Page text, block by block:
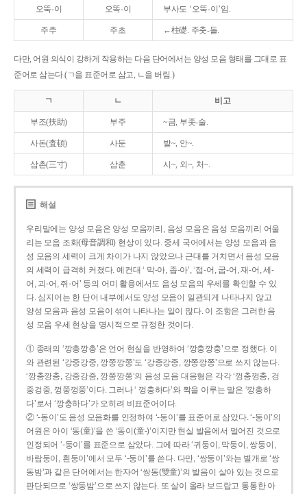
오뚝-이 오똑-이 부사도 ‘오뚝-이’임.
주추 주초 ←柱礎. 주춧-돌.
다만, 어원 의식이 강하게 작용하는 다음 단어에서는 양성 모음 형태를 그대로 표
준어로 삼는다.(ㄱ을 표준어로 삼고, ㄴ을 버림.)
ㄱ ㄴ 비고
부조(扶助) 부주 ~금, 부좃-술.
사돈(査頓) 사둔 밭~, 안~.
삼촌(三寸) 삼춘 시~, 외~, 처~.
해설
우리말에는 양성 모음은 양성 모음끼리, 음성 모음은 음성 모음끼리 어울
리는 모음 조화(母音調和) 현상이 있다. 중세 국어에서는 양성 모음과 음
성 모음의 세력이 크게 차이가 나지 않았으나 근대를 거치면서 음성 모음
의 세력이 급격히 커졌다. 예컨대 ‘ 막-아, 좁-아’, ‘접-어, 굽-어, 재-어, 세-
어, 괴-어, 쥐-어’ 등의 어미 활용에서도 음성 모음의 우세를 확인할 수 있
다. 심지어는 한 단어 내부에서도 양성 모음이 일관되게 나타나지 않고
양성 모음과 음성 모음이 섞여 나타나는 일이 많다. 이 조항은 그러한 음
성 모음 우세 현상을 명시적으로 규정한 것이다.
① 종래의 ‘깡총깡총’은 언어 현실을 반영하여 ‘깡충깡충’으로 정했다. 이
와 관련된 ‘강중강중, 깡쭝깡쭝’도 ‘강종강종, 깡쫑깡쫑’으로 쓰지 않는다.
‘깡충깡충, 강중강중, 깡쭝깡쭝’의 음성 모음 대응형은 각각 ‘껑충껑충, 겅
중겅중, 껑쭝껑쭝’이다. 그러나 ‘ 껑충하다’와 짝을 이루는 말은 ‘깡총하
다’로서 ‘깡충하다’가 오히려 비표준어이다.
② ‘-동이’도 음성 모음화를 인정하여 ‘-둥이’를 표준어로 삼았다. ‘-둥이’의
어원은 아이 ‘동(童)’을 쓴 ‘동이(童-)’이지만 현실 발음에서 멀어진 것으로
인정되어 ‘-둥이’를 표준으로 삼았다. 그에 따라 ‘귀둥이, 막둥이, 쌍둥이,
바람둥이, 흰둥이’에서 모두 ‘-둥이’를 쓴다. 다만, ‘쌍둥이’와는 별개로 ‘쌍
동밤’과 같은 단어에서는 한자어 ‘쌍동(雙童)’의 발음이 살아 있는 것으로
판단되므로 ‘쌍둥밤’으로 쓰지 않는다. 또 살이 올라 보드랍고 통통한 아